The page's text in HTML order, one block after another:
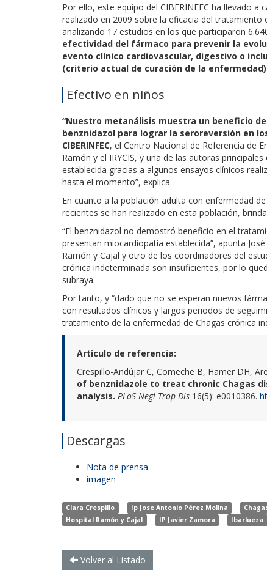
Por ello, este equipo del CIBERINFEC ha llevado
realizado en 2009 sobre la eficacia del
analizando 17 estudios en los que participaron
efectividad del fármaco para prevenir la
evento clínico cardiovascular, digestivo o
(criterio actual de curación de la
Efectivo en niños
“Nuestro metanálisis muestra un beneficio
benznidazol para lograr la seroreversión en
CIBERINFEC, el Centro Nacional de Referencia de
Ramón y el IRYCIS, y una de las autoras
establecida gracias a algunos ensayos clínicos
hasta el momento”, explica.
En cuanto a la población adulta con enfermedad
recientes se han realizado en esta población,
“El benznidazol no demostró beneficio en el
presentan miocardiopatía establecida”, apunta
Ramón y Cajal y otro de los coordinadores del
crónica indeterminada son insuficientes, por lo
subraya.
Por tanto, y “dado que no se esperan nuevos
con resultados clínicos y largos periodos de
tratamiento de la enfermedad de Chagas crónica
Artículo de referencia:
Crespillo-Andújar C, Comeche B, Hamer DH,
of benznidazole to treat chronic Chagas
analysis. PLoS Negl Trop Dis 16(5): e0010386.
Descargas
Nota de prensa
imagen
Clara Crespillo Ip Jose Antonio Pérez Molina
Hospital Ramón y Cajal
IP Javier Zamora Ibarlueza
Volver al Listado